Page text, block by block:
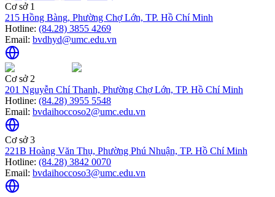
Cơ sở 1
215 Hồng Bàng, Phường Chợ Lớn, TP. Hồ Chí Minh
Hotline: (84.28) 3855 4269
Email: bvdhyd@umc.edu.vn
Cơ sở 2
201 Nguyễn Chí Thanh, Phường Chợ Lớn, TP. Hồ Chí Minh
Hotline: (84.28) 3955 5548
Email: bvdaihoccoso2@umc.edu.vn
Cơ sở 3
221B Hoàng Văn Thụ, Phường Phú Nhuận, TP. Hồ Chí Minh
Hotline: (84.28) 3842 0070
Email: bvdaihoccoso3@umc.edu.vn